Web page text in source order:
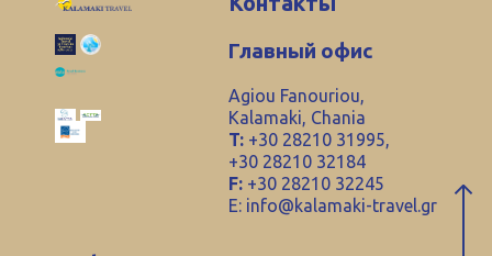
Главный офис
Agiou Fanouriou,
Kalamaki, Chania
T: +30 28210 31995,
+30 28210 32184
F: +30 28210 32245
E: info@kalamaki-travel.gr